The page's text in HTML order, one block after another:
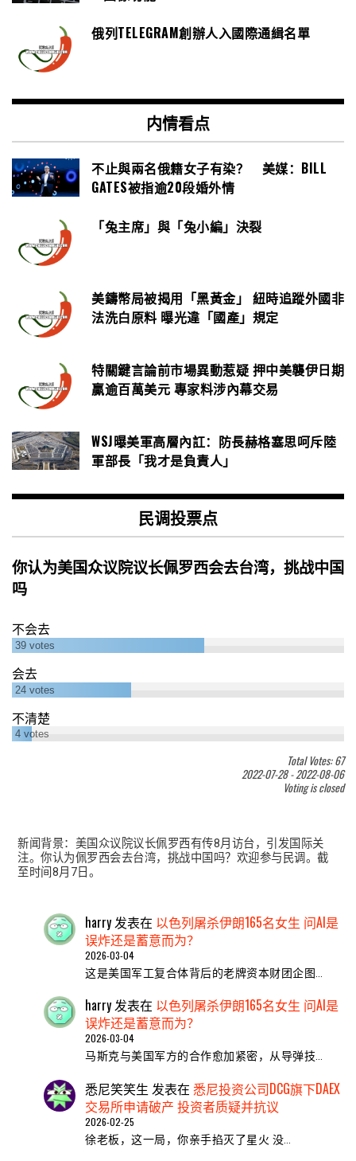
俄列TELEGRAM創辦人入國際通緝名單
内情看点
不止與兩名俄籍女子有染？ 美媒：BILL
GATES被指逾20段婚外情
「兔主席」與「兔小編」決裂
美鑄幣局被揭用「黑黃金」 紐時追蹤外國非
法洗白原料 曝光違「國產」規定
特關鍵言論前市場異動惹疑 押中美襲伊日期
贏逾百萬美元 專家料涉內幕交易
WSJ曝美軍高層內訌：防長赫格塞思呵斥陸
軍部長「我才是負責人」
民调投票点
你认为美国众议院议长佩罗西会去台湾，挑战中国
吗
不会去
39 votes
会去
24 votes
不清楚
4 votes
Total Votes: 67
2022-07-28-2022-08-06
Voting is closed
新闻背景：美国众议院议长佩罗西有传8月访台，引发国际关
注。你认为佩罗西会去台湾，挑战中国吗？欢迎参与民调。截
至时间8月7日。
harry 发表在 以色列屠杀伊朗165名女生 问AI是
误炸还是蓄意而为？
2026-03-04
这是美国军工复合体背后的老牌资本财团企图…
harry发表在 以色列屠杀伊朗165名女生 问AI是
误炸还是蓄意而为？
2026-03-04
马斯克与美国军方的合作愈加紧密，从导弹技…
悉尼笑笑生 发表在 悉尼投资公司DCG旗下DAEX
交易所申请破产 投资者质疑并抗议
2026-02-25
​徐老板，这一局，你亲手掐灭了星火 ​没…